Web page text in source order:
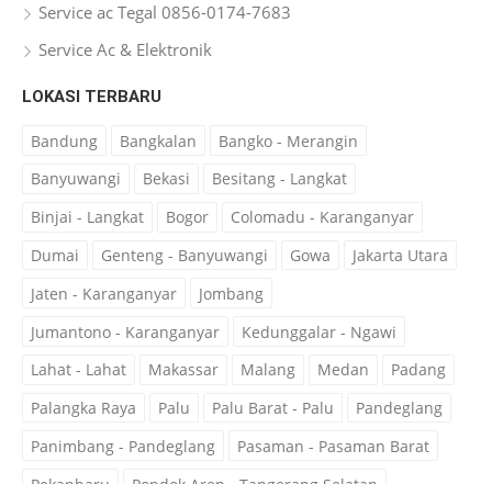
Service ac Tegal 0856-0174-7683
Service Ac & Elektronik
LOKASI TERBARU
Bandung Bangkalan
Bangko - Merangin
Banyuwangi
Bekasi
Besitang - Langkat
Binjai - Langkat
Bogor
Colomadu - Karanganyar
Dumai
Genteng - Banyuwangi Gowa
Jakarta Utara
Jaten - Karanganyar
Jombang
Jumantono - Karanganyar
Kedunggalar - Ngawi
Lahat - Lahat
Makassar Malang Medan
Padang
Palangka Raya
Palu Palu Barat - Palu
Pandeglang
Panimbang - Pandeglang
Pasaman - Pasaman Barat